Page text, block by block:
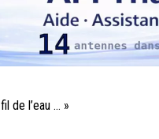
de l’eau … »